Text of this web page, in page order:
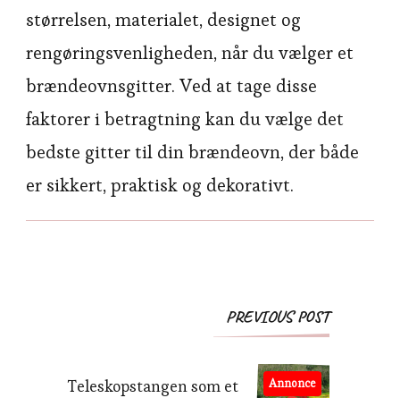
størrelsen, materialet, designet og
rengøringsvenligheden, når du vælger et
brændeovnsgitter. Ved at tage disse
faktorer i betragtning kan du vælge det
bedste gitter til din brændeovn, der både
er sikkert, praktisk og dekorativt.
PostPREVIOUS POST
Annonce
Teleskopstangen som et